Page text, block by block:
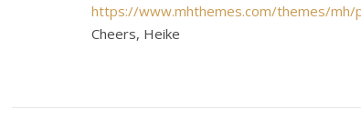
https://www.mhthemes.com/themes/mh/
Cheers, Heike